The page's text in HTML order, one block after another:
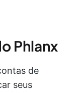
Phlanx
de
seus